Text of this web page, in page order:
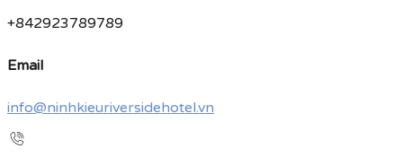
+842923789789
Email
info@ninhkieuriversidehotel.vn